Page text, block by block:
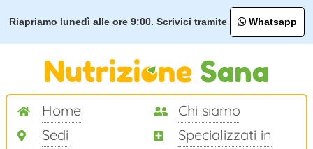
Riapriamo lunedì alle ore 9:00. Scrivici tramite Whatsapp
Home
Chi siamo
Sedi
Specializzati in